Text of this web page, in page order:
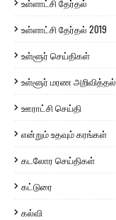
உள்ளாட்சி தேர்தல்
உள்ளாட்சி தேர்தல் 2019
உள்ளூர் செய்திகள்
உள்ளூர் மரண அறிவித்தல்
ஊராட்சி செய்தி
என்றும் உதவும் கரங்கள்
கடலோர செய்திகள்
கட்டுரை
கல்வி